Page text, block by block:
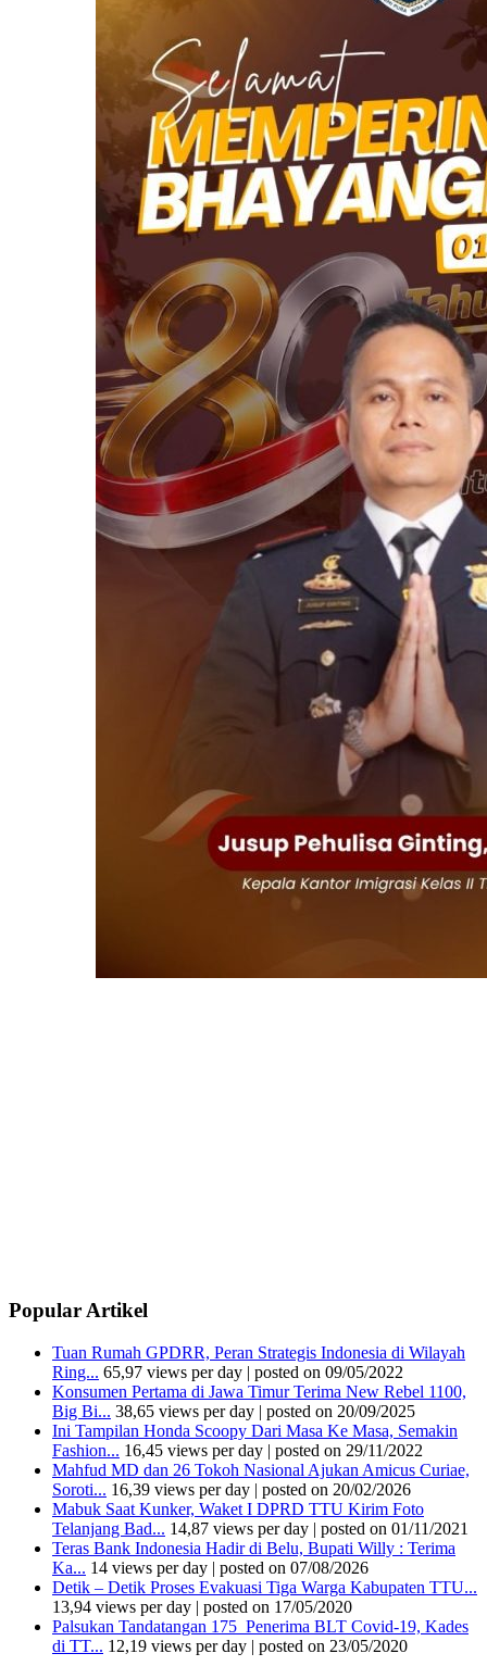
Popular Artikel
Tuan Rumah GPDRR, Peran Strategis Indonesia di Wilayah
Ring... 65,97 views per day | posted on 09/05/2022
Konsumen Pertama di Jawa Timur Terima New Rebel 1100,
Big Bi... 38,65 views per day | posted on 20/09/2025
Ini Tampilan Honda Scoopy Dari Masa Ke Masa, Semakin
Fashion... 16,45 views per day | posted on 29/11/2022
Mahfud MD dan 26 Tokoh Nasional Ajukan Amicus Curiae,
Soroti... 16,39 views per day | posted on 20/02/2026
Mabuk Saat Kunker, Waket I DPRD TTU Kirim Foto
Telanjang Bad... 14,87 views per day | posted on 01/11/2021
Teras Bank Indonesia Hadir di Belu, Bupati Willy : Terima
Ka... 14 views per day | posted on 07/08/2026
Detik – Detik Proses Evakuasi Tiga Warga Kabupaten TTU...
13,94 views per day | posted on 17/05/2020
Palsukan Tandatangan 175 Penerima BLT Covid-19, Kades
di TT... 12,19 views per day | posted on 23/05/2020